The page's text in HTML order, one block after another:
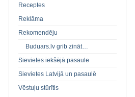
Receptes
Reklāma
Rekomendēju
Buduars.lv grib zināt…
Sievietes iekšējā pasaule
Sievietes Latvijā un pasaulē
Vēstuļu stūrītis